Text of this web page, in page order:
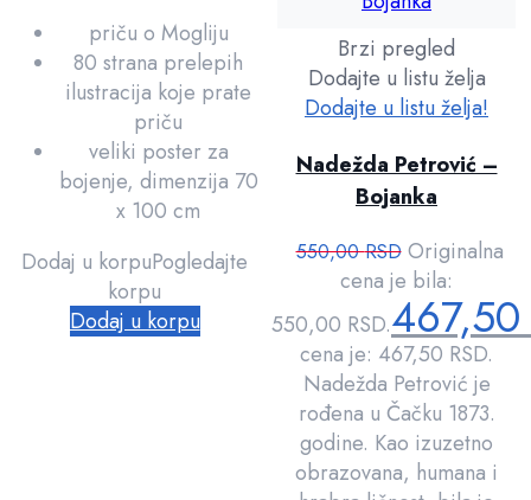
priču o Mogliju
80 strana prelepih
ilustracija koje prate
priču
veliki poster za
bojenje, dimenzija 70
x 100 cm
Dodaj u korpuPogledajte
korpu
Dodaj u korpu
Brzi pregled
Dodajte u listu želja
Dodajte u listu želja!
Nadežda Petrović –
Bojanka
550,00RSD Originalna
cena je bila:
550,00 RSD.
cena je: 467,50 RSD.
Nadežda Petrović je
rođena u Čačku 1873.
godine. Kao izuzetno
obrazovana, humana i